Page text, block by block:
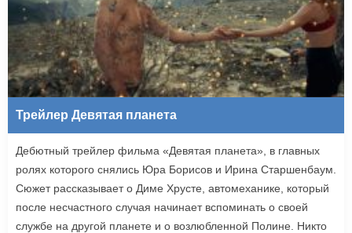
Трейлер Девятая планета
Дебютный трейлер фильма «Девятая планета», в главных
ролях которого снялись Юра Борисов и Ирина Старшенбаум.
Сюжет рассказывает о Диме Хрусте, автомеханике, который
после несчастного случая начинает вспоминать о своей
службе на другой планете и о возлюбленной Полине. Никто